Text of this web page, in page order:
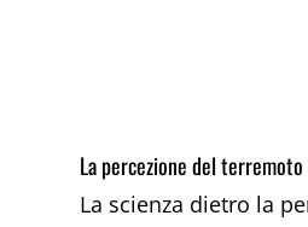
La percezione del
La scienza dietro la